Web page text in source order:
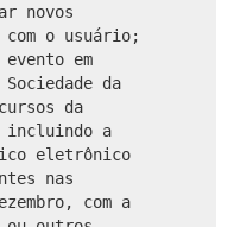
novos
com o usuário;
em
da
da
incluindo a
eletrônico
nas
com a